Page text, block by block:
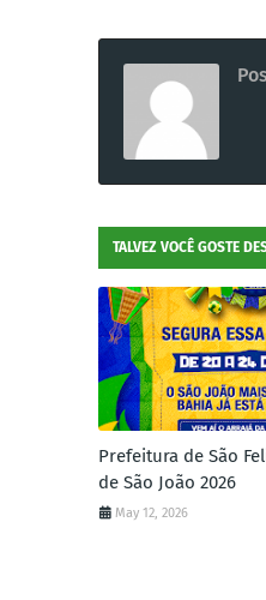
TALVEZ VOCÊ GOSTE
Prefeitura de São
de São João 2026
May 12, 2026